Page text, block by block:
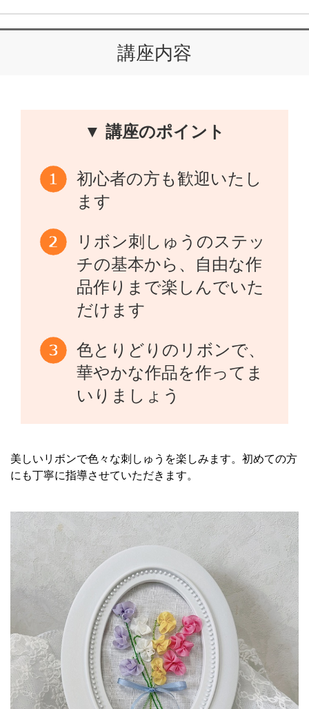
講座内容
▼ 講座のポイント
初心者の方も歓迎いたし
ます
リボン刺しゅうのステッ
チの基本から、自由な作
品作りまで楽しんでいた
だけます
色とりどりのリボンで、
華やかな作品を作ってま
いりましょう
美しいリボンで色々な刺しゅうを楽しみます。初めての方
にも丁寧に指導させていただきます。